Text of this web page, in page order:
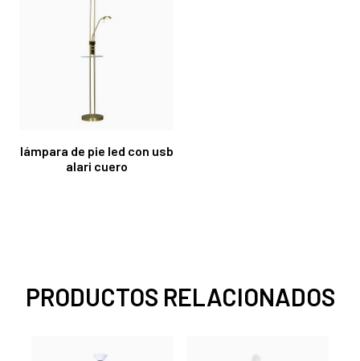
lámpara de pie led con usb
alari cuero
PRODUCTOS RELACIONADOS